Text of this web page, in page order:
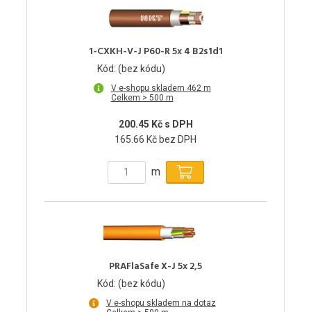
1-CXKH-V-J P60-R 5x 4 B2s1d1
Kód: (bez kódu)
V e-shopu skladem 462 m
Celkem > 500 m
200.45 Kč s DPH
165.66 Kč bez DPH
m
PRAFlaSafe X-J 5x 2,5
Kód: (bez kódu)
V e-shopu skladem na dotaz